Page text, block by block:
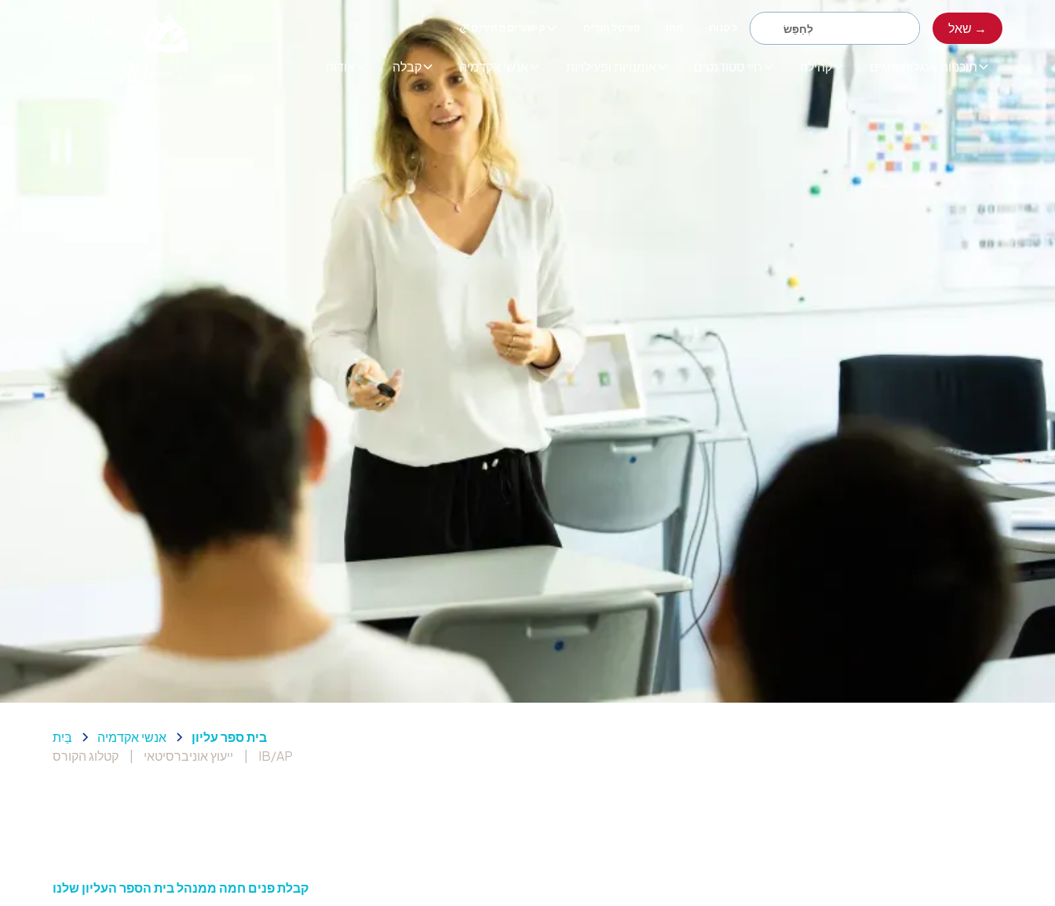
שאל →
אוֹדוֹת קבלה אנשי אקדמיה קהילה תוכניות אנגלית וחגים
בַּיִת אנשי אקדמיה
בית ספר עליון
קטלוג הקורס
ייעוץ אוניברסיטאי IB/AP
קבלת פנים חמה ממנהל בית הספר העליון שלנו